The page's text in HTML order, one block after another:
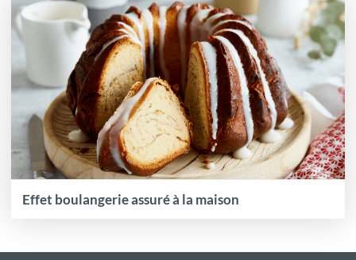
Effet boulangerie assuré à la maison